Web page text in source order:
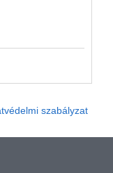
szabályzat